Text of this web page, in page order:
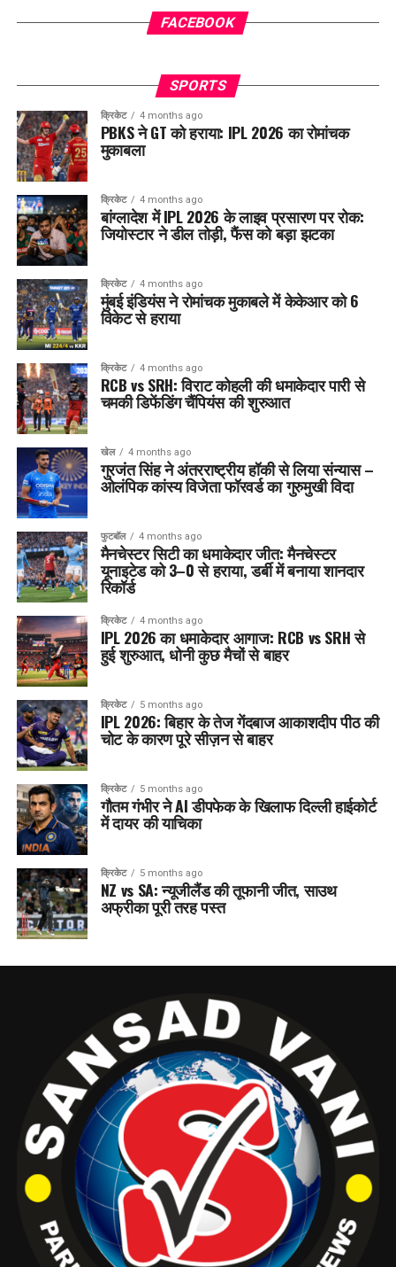
FACEBOOK
SPORTS
क्रिकेट 4 months ago
PBKS ने GT को हराया: IPL 2026 का रोमांचक
मुकाबला
क्रिकेट 4 months ago
बांग्लादेश में IPL 2026 के लाइव प्रसारण पर रोक:
जियोस्टार ने डील तोड़ी, फैंस को बड़ा झटका
क्रिकेट 4 months ago
मुंबई इंडियंस ने रोमांचक मुकाबले में केकेआर को 6
विकेट से हराया
क्रिकेट 4 months ago
RCB vs SRH: विराट कोहली की धमाकेदार पारी से
चमकी डिफेंडिंग चैंपियंस की शुरुआत
खेल 4 months ago
गुरजंत सिंह ने अंतरराष्ट्रीय हॉकी से लिया संन्यास –
ओलंपिक कांस्य विजेता फॉरवर्ड का गुरुमुखी विदा
फुटबॉल 4 months ago
मैनचेस्टर सिटी का धमाकेदार जीत: मैनचेस्टर
यूनाइटेड को 3–0 से हराया, डर्बी में बनाया शानदार
रिकॉर्ड
क्रिकेट 4 months ago
IPL 2026 का धमाकेदार आगाज: RCB vs SRH से
हुई शुरुआत, धोनी कुछ मैचों से बाहर
क्रिकेट 5 months ago
IPL 2026: बिहार के तेज गेंदबाज आकाशदीप पीठ की
चोट के कारण पूरे सीज़न से बाहर
क्रिकेट 5 months ago
गौतम गंभीर ने AI डीपफेक के खिलाफ दिल्ली हाईकोर्ट
में दायर की याचिका
क्रिकेट 5 months ago
NZ vs SA: न्यूजीलैंड की तूफानी जीत, साउथ
अफ्रीका पूरी तरह पस्त